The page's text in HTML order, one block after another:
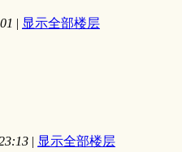
| 显示全部楼层
| 显示全部楼层